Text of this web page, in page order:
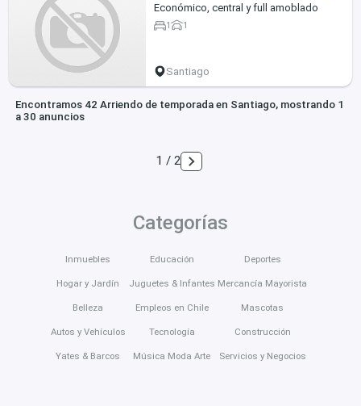
Económico, central y full amoblado
1 1
Santiago
Encontramos 42 Arriendo de temporada en Santiago, mostrando 1
a 30 anuncios
1 / 2
Categorías
Inmuebles
Hogar y Jardín
Belleza
Autos y Vehículos
Yates & Barcos
Educación
Juguetes & Infantes
Empleos en Chile
Tecnología
Música Moda Arte
Deportes
Mercancía Mayorista
Mascotas
Construcción
Servicios y Negocios